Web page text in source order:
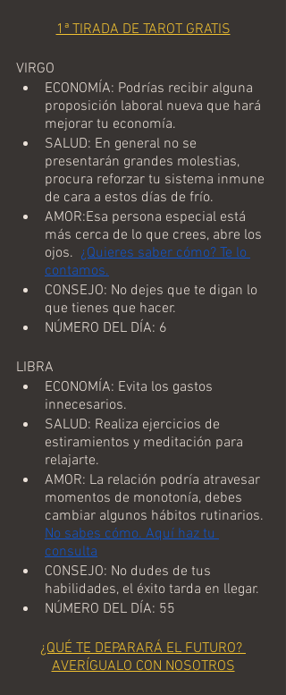
1ª TIRADA DE TAROT GRATIS
VIRGO
ECONOMÍA: Podrías recibir alguna
proposición laboral nueva que hará
mejorar tu economía.
SALUD: En general no se
presentarán grandes molestias,
procura reforzar tu sistema inmune
de cara a estos días de frío.
AMOR:Esa persona especial está
más cerca de lo que crees, abre los
ojos. ¿Quieres saber cómo? Te lo
contamos.
CONSEJO: No dejes que te digan lo
que tienes que hacer.
NÚMERO DEL DÍA: 6
LIBRA
ECONOMÍA: Evita los gastos
innecesarios.
SALUD: Realiza ejercicios de
estiramientos y meditación para
relajarte.
AMOR: La relación podría atravesar
momentos de monotonía, debes
cambiar algunos hábitos rutinarios.
No sabes cómo. Aquí haz tu
consulta
CONSEJO: No dudes de tus
habilidades, el éxito tarda en llegar.
NÚMERO DEL DÍA: 55
¿QUÉ TE DEPARARÁ EL FUTURO?
AVERÍGUALO CON NOSOTROS